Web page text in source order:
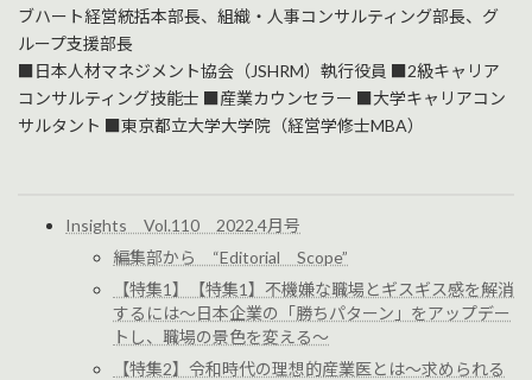
ブハート経営統括本部長、組織・人事コンサルティング部長、グ
ループ支援部長
■日本人材マネジメント協会（JSHRM）執行役員 ■2級キャリア
コンサルティング技能士 ■産業カウンセラー ■大学キャリアコン
サルタント ■東京都立大学大学院（経営学修士MBA）
Insights Vol.110 2022.4月号
編集部から “Editorial Scope”
【特集1】【特集1】不機嫌な職場とギスギス感を解消
するには～日本企業の「勝ちパターン」をアップデー
トし、職場の景色を変える～
【特集2】令和時代の理想的産業医とは～求められる